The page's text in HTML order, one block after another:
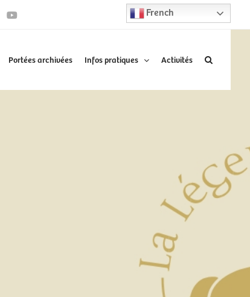
French
Facebook
Portées archivées Infos pratiques Activités